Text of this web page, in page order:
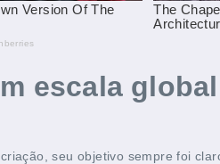
escala global
seu objetivo sempre foi